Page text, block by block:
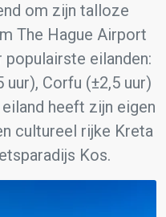
om zijn talloze
The Hague Airport
eilanden:
uur), Corfu (±2,5 uur)
heeft zijn eigen
cultureel rijke Kreta
Kos.